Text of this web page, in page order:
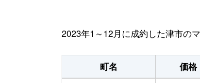
2023年1～12月に成約した津市の
町名 価格